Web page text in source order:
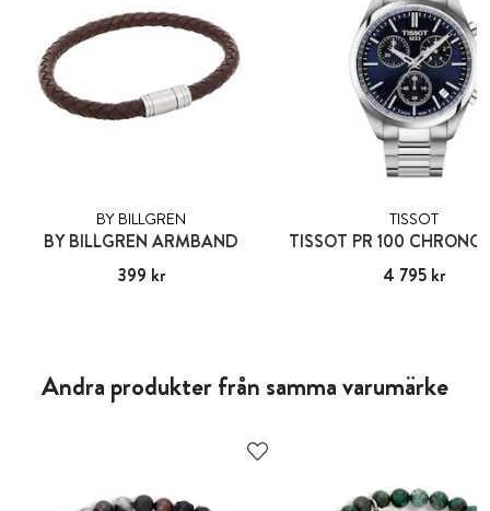
BY BILLGREN
BY BILLGREN ARMBAND
Pris:399 kr
399 kr
TISSOT
TISSOT PR 100
Pris:4 795 kr
4 795 kr
Andra produkter från samma varumärke